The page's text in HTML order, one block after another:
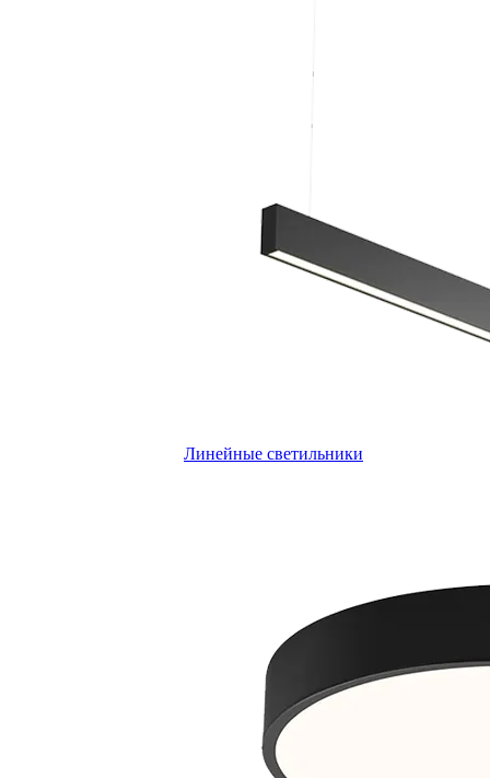
Линейные светильники